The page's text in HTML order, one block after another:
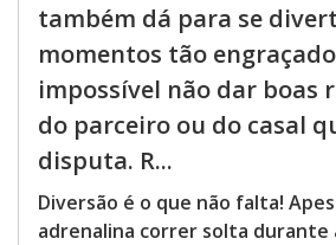
também dá para se
momentos tão
impossível não dar boas
do parceiro ou do casal
disputa. R...
Diversão é o que não falta!
adrenalina correr solta durante